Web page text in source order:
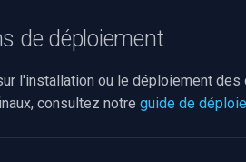
de déploiement
l'installation ou le déploiement
consultez notre guide de